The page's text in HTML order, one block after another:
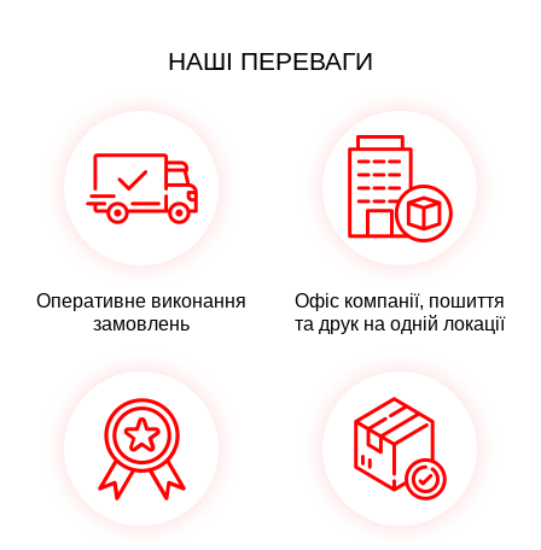
НАШІ ПЕРЕВАГИ
Оперативне виконання
замовлень
Офіс компанії, пошиття
та друк на одній локації